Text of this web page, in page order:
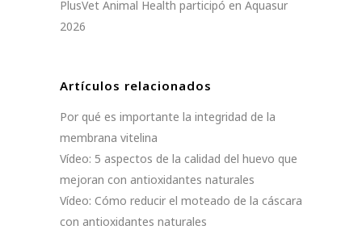
PlusVet Animal Health participó en Aquasur
2026
Artículos relacionados
Por qué es importante la integridad de la
membrana vitelina
Vídeo: 5 aspectos de la calidad del huevo que
mejoran con antioxidantes naturales
Vídeo: Cómo reducir el moteado de la cáscara
con antioxidantes naturales